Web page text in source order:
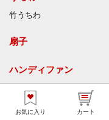
お気に入り カート
竹うちわ
扇子
ハンディファン
ひんやりグッズ